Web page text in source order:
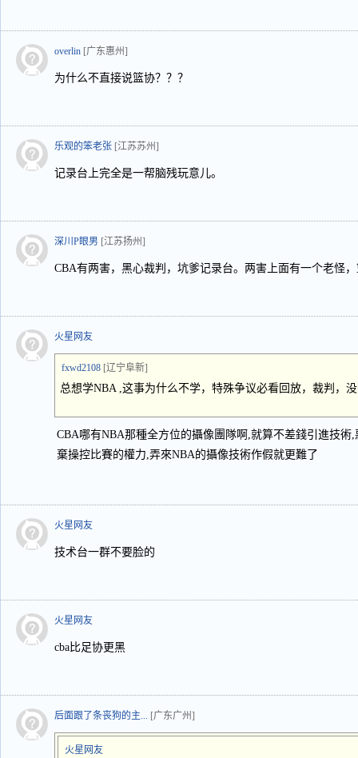
overlin [广东惠州]
为什么不直接说篮协？？？
乐观的笨老张 [江苏苏州]
记录台上完全是一帮脑残玩意儿。
深川P眼男 [江苏扬州]
CBA有两害，黑心裁判，坑爹记录台。两害上面有一个老怪
火星网友
fxwd2108 [辽宁阜新]
总想学NBA ,这事为什么不学，特殊争议必看回放，裁判，
CBA哪有NBA那種全方位的攝像團隊啊,就算不差錢引進技術
棄操控比賽的權力,弄來NBA的攝像技術作假就更難了
火星网友
技术台一群不要脸的
火星网友
cba比足协更黑
后面跟了条丧狗的主... [广东广州]
火星网友